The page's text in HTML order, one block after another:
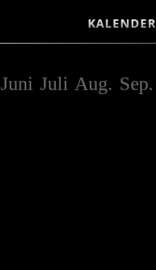
KALENDER
Juni Juli Aug. Sep.